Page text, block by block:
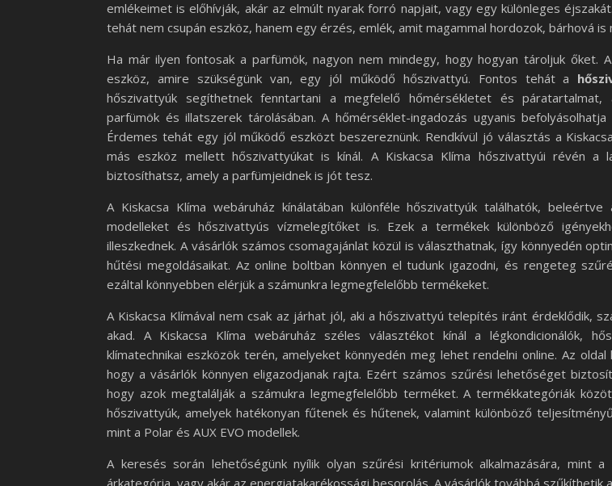
emlékeimet is előhívják, akár az elmúlt nyarak forró napjait, vagy egy különleges
tehát nem csupán eszköz, hanem egy érzés, emlék, amit magammal hordozok, bárhová is
Ha már ilyen fontosak a parfümök, nagyon nem mindegy, hogy hogyan tároljuk őket.
eszköz, amire szükségünk van, egy jól működő hőszivattyú. Fontos tehát a
hőszivattyúk segíthetnek fenntartani a megfelelő hőmérsékletet és páratartalmat,
parfümök és illatszerek tárolásában. A hőmérséklet-ingadozás ugyanis
Érdemes tehát egy jól működő eszközt beszereznünk. Rendkívül jó választás a
más eszköz mellett hőszivattyúkat is kínál. A Kiskacsa Klíma hőszivattyúi révén a
biztosíthatsz, amely a parfümjeidnek is jót tesz.
A Kiskacsa Klíma webáruház kínálatában különféle hőszivattyúk találhatók,
modelleket és hőszivattyús vízmelegítőket is. Ezek a termékek különböző
illeszkednek. A vásárlók számos csomagajánlat közül is választhatnak, így könnyedén
hűtési megoldásaikat. Az online boltban könnyen el tudunk igazodni, és rengeteg
ezáltal könnyebben elérjük a számunkra legmegfelelőbb termékeket.
A Kiskacsa Klímával nem csak az járhat jól, aki a hőszivattyú telepítés iránt érdeklődik,
akad. A Kiskacsa Klíma webáruház széles választékot kínál a légkondicionálók,
klímatechnikai eszközök terén, amelyeket könnyedén meg lehet rendelni online. Az oldal
hogy a vásárlók könnyen eligazodjanak rajta. Ezért számos szűrési lehetőséget
hogy azok megtalálják a számukra legmegfelelőbb terméket. A termékkategóriák
hőszivattyúk, amelyek hatékonyan fűtenek és hűtenek, valamint különböző
mint a Polar és AUX EVO modellek.
A keresés során lehetőségünk nyílik olyan szűrési kritériumok alkalmazására, mint
árkategória, vagy akár az energiatakarékossági besorolás. A vásárlók továbbá szűkíthetik